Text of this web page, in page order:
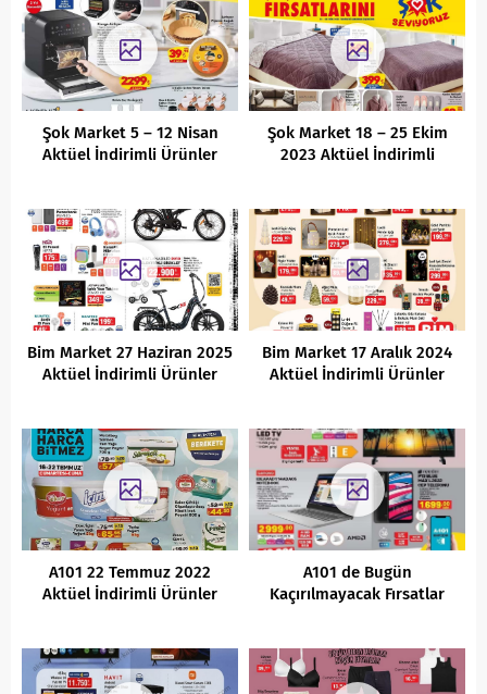
Şok Market 5 – 12 Nisan
Aktüel İndirimli Ürünler
Şok Market 18 – 25 Ekim
2023 Aktüel İndirimli
Bim Market 27 Haziran 2025
Aktüel İndirimli Ürünler
Bim Market 17 Aralık 2024
Aktüel İndirimli Ürünler
A101 22 Temmuz 2022
Aktüel İndirimli Ürünler
A101 de Bugün
Kaçırılmayacak Fırsatlar